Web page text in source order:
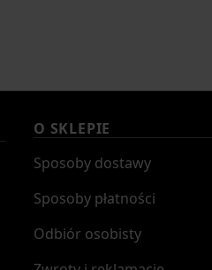
O SKLEPIE
Sposoby dostawy
Sposoby płatności
Odbiór osobisty